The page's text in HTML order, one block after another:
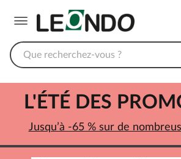
L'ÉTÉ DES
Jusqu’à -65 % sur de